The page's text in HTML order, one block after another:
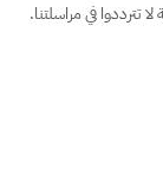
في مراسلتنا.